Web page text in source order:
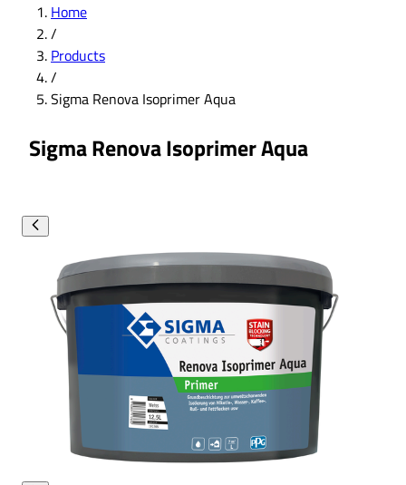
Home
/
Products
/
Sigma Renova Isoprimer Aqua
Sigma Renova Isoprimer Aqua